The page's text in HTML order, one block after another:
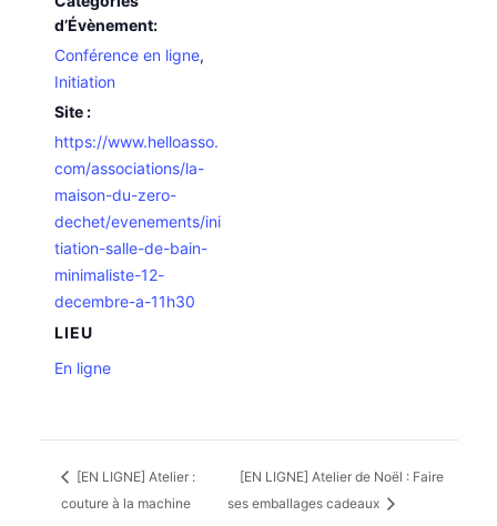
d’Évènement:
Conférence en ligne,
Initiation
Site :
https://www.helloasso.
com/associations/la-
maison-du-zero-
dechet/evenements/ini
tiation-salle-de-bain-
minimaliste-12-
decembre-a-11h30
LIEU
En ligne
[EN LIGNE] Atelier :
couture à la machine
[EN LIGNE] Atelier de Noël : Faire
ses emballages cadeaux